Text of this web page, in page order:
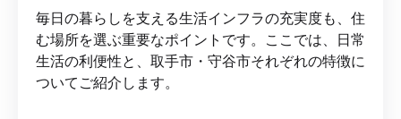
毎日の暮らしを支える生活インフラの充実度も、住
む場所を選ぶ重要なポイントです。ここでは、日常
生活の利便性と、取手市・守谷市それぞれの特徴に
ついてご紹介します。